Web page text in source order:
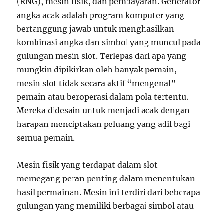
angka acak adalah program komputer yang
bertanggung jawab untuk menghasilkan
kombinasi angka dan simbol yang muncul pada
gulungan mesin slot. Terlepas dari apa yang
mungkin dipikirkan oleh banyak pemain,
mesin slot tidak secara aktif “mengenal”
pemain atau beroperasi dalam pola tertentu.
Mereka didesain untuk menjadi acak dengan
harapan menciptakan peluang yang adil bagi
semua pemain.
Mesin fisik yang terdapat dalam slot
memegang peran penting dalam menentukan
hasil permainan. Mesin ini terdiri dari beberapa
gulungan yang memiliki berbagai simbol atau